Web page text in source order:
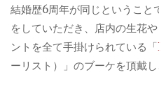
結婚歴6周年が同じということ
をしていただき、店内の生花
ントを全て手掛けられている「
ーリスト）」のブーケを頂戴